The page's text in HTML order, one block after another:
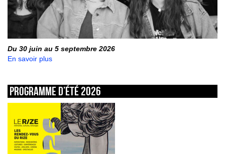
Du 30 juin au 5 septembre 2026
En savoir plus
Programme d’été 2026